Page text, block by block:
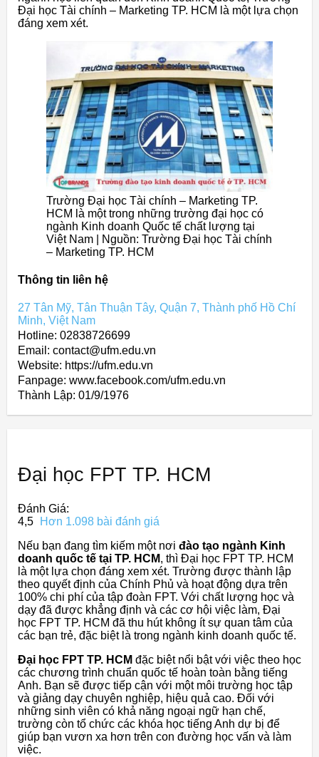
Đại học Tài chính – Marketing TP. HCM là một lựa chọn
đáng xem xét.
Trường Đại học Tài chính – Marketing TP.
HCM là một trong những trường đại học có
ngành Kinh doanh Quốc tế chất lượng tại
Việt Nam | Nguồn: Trường Đại học Tài chính
– Marketing TP. HCM
Thông tin liên hệ
27 Tân Mỹ, Tân Thuận Tây, Quận 7, Thành phố Hồ Chí
Minh, Việt Nam
Hotline: 02838726699
Email: contact@ufm.edu.vn
Website: https://ufm.edu.vn
Fanpage: www.facebook.com/ufm.edu.vn
Thành Lập: 01/9/1976
Đại học FPT TP. HCM
Đánh Giá:
4,5
Hơn 1.098 bài đánh giá
Nếu bạn đang tìm kiếm một nơi đào tạo ngành Kinh
doanh quốc tế tại TP. HCM, thì Đại học FPT TP. HCM
là một lựa chọn đáng xem xét. Trường được thành lập
theo quyết định của Chính Phủ và hoạt động dựa trên
100% chi phí của tập đoàn FPT. Với chất lượng học và
dạy đã được khẳng định và các cơ hội việc làm, Đại
học FPT TP. HCM đã thu hút không ít sự quan tâm của
các bạn trẻ, đặc biệt là trong ngành kinh doanh quốc tế.
Đại học FPT TP. HCM đặc biệt nổi bật với việc theo học
các chương trình chuẩn quốc tế hoàn toàn bằng tiếng
Anh. Bạn sẽ được tiếp cận với một môi trường học tập
và giảng dạy chuyên nghiệp, hiệu quả cao. Đối với
những sinh viên có khả năng ngoại ngữ hạn chế,
trường còn tổ chức các khóa học tiếng Anh dự bị để
giúp bạn vươn xa hơn trên con đường học vấn và làm
việc.